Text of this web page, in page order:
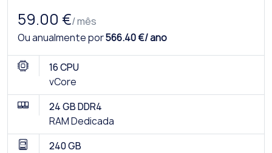
59.00 €/ mês
Ou anualmente por566.40 €/ ano
16 CPU
vCore
24 GB DDR4
RAM Dedicada
240 GB